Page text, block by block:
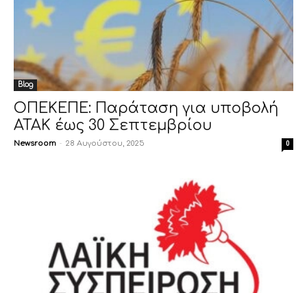
Blog
ΟΠΕΚΕΠΕ: Παράταση για υποβολή
ΑΤΑΚ έως 30 Σεπτεμβρίου
Newsroom - 28 Αυγούστου, 2025 0